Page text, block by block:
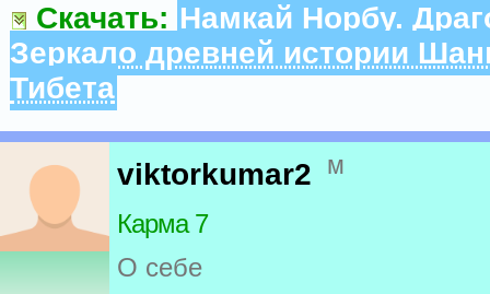
Скачать: Намкай Норбу.
Зеркало древней истории
Тибета
viktorkumar2 м
Карма 7
О себе